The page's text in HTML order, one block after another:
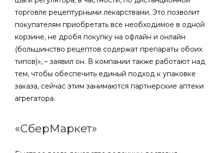
торговле рецептурными лекарствами. Это позволит
покупателям приобретать все необходимое в одной
корзине, не дробя покупку на офлайн и онлайн
(большинство рецептов содержат препараты обоих
типов)», – заявил он. В компании также работают над
тем, чтобы обеспечить единый подход к упаковке
заказа, сейчас этим занимаются партнерские аптеки
агрегатора.
«СберМаркет»